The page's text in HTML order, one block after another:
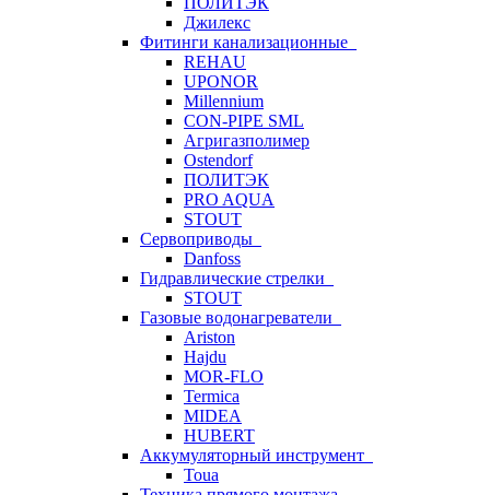
Джилекс
Фитинги канализационные
REHAU
UPONOR
Millennium
CON-PIPE SML
Агригазполимер
Ostendorf
ПОЛИТЭК
PRO AQUA
STOUT
Сервоприводы
Danfoss
Гидравлические стрелки
STOUT
Газовые водонагреватели
Ariston
Hajdu
MOR-FLO
Termica
MIDEA
HUBERT
Аккумуляторный инструмент
Toua